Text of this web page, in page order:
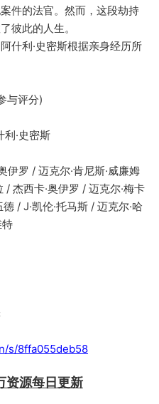
件的法官。然而，这段劫持
彼此的人生。
什利·史密斯根据亲身经历所
与评分)
·史密斯
罗 / 迈克尔·肯尼斯·威廉姆
/ 杰西卡·奥伊罗 / 迈克尔·梅卡
/ J·凯伦·托马斯 / 迈克尔·哈
特
s/8ffa055deb58
资源每日更新